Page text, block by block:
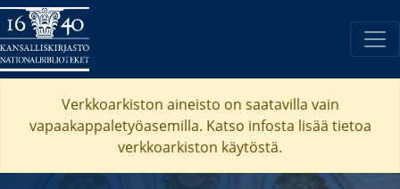
Verkkoarkiston aineisto on saatavilla vain
vapaakappaletyöasemilla. Katso infosta lisää tietoa
verkkoarkiston käytöstä.